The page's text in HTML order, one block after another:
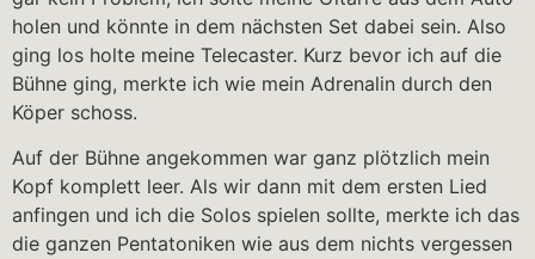
holen und könnte in dem nächsten Set dabei sein. Also
ging los holte meine Telecaster. Kurz bevor ich auf die
Bühne ging, merkte ich wie mein Adrenalin durch den
Köper schoss.
Auf der Bühne angekommen war ganz plötzlich mein
Kopf komplett leer. Als wir dann mit dem ersten Lied
anfingen und ich die Solos spielen sollte, merkte ich das
die ganzen Pentatoniken wie aus dem nichts vergessen